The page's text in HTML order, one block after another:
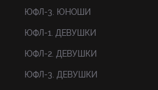
ЮФЛ-3. ЮНОШИ
ЮФЛ-1. ДЕВУШКИ
ЮФЛ-2. ДЕВУШКИ
ЮФЛ-3. ДЕВУШКИ